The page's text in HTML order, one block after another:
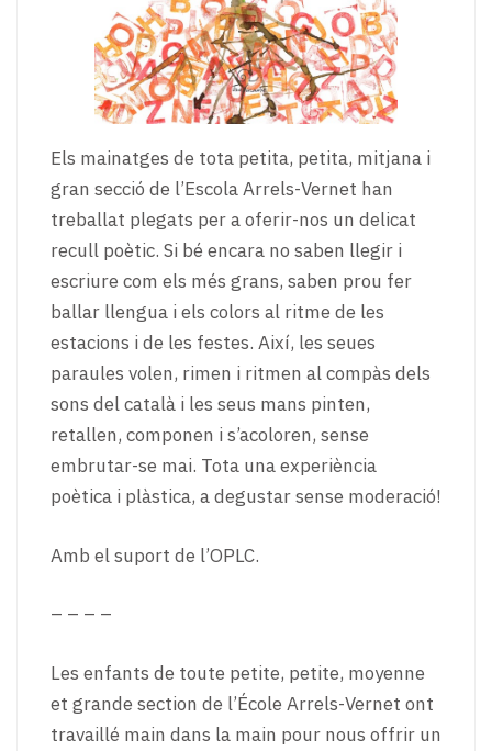
Els mainatges de tota petita, petita, mitjana i
gran secció de l’Escola Arrels-Vernet han
treballat plegats per a oferir-nos un delicat
recull poètic. Si bé encara no saben llegir i
escriure com els més grans, saben prou fer
ballar llengua i els colors al ritme de les
estacions i de les festes. Així, les seues
paraules volen, rimen i ritmen al compàs dels
sons del català i les seus mans pinten,
retallen, componen i s’acoloren, sense
embrutar-se mai. Tota una experiència
poètica i plàstica, a degustar sense moderació!
Amb el suport de l’OPLC.
– – – –
Les enfants de toute petite, petite, moyenne
et grande section de l’École Arrels-Vernet ont
travaillé main dans la main pour nous offrir un